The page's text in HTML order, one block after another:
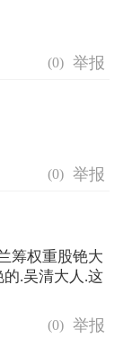
(0)
(0)
筹权重股铯大
.吴清大人.这
(0)